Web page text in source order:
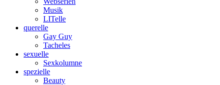
Musik
LITelle
querelle
Gay Guy
Tacheles
sexuelle
Sexkolumne
spezielle
Beauty